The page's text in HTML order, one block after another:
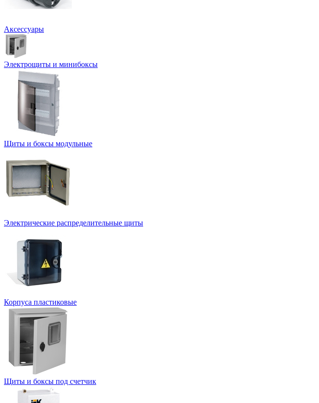
Аксессуары
Электрощиты и минибоксы
Щиты и боксы модульные
Электрические распределительные щиты
Корпуса пластиковые
Щиты и боксы под счетчик